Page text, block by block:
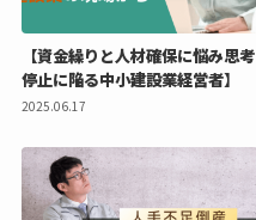
【資金繰りと人材確保に悩み思考
停止に陥る中小建設業経営者】
2025.06.17